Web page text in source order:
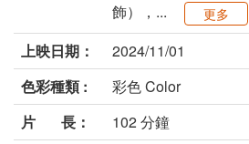
飾），...
更多
上映日期：
2024/11/01
色彩種類 :
彩色 Color
片 長：
102 分鐘